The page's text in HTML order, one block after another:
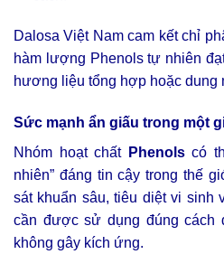
Dalosa Việt Nam cam kết chỉ
hàm lượng Phenols tự nhiên
hương liệu tổng hợp hoặc dung
Sức mạnh ẩn giấu trong một
Nhóm hoạt chất Phenolscó
nhiên” đáng tin cậy trong thế
sát khuẩn sâu, tiêu diệt vi sinh
cần được sử dụng đúng cách
không gây kích ứng.